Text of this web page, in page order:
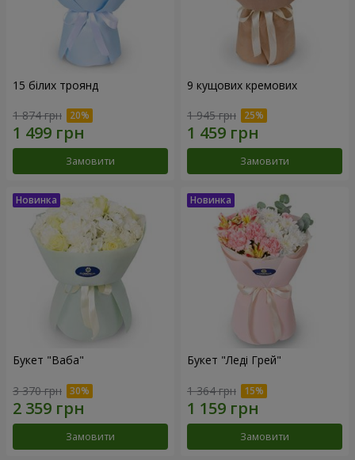
15 білих троянд
1 874 грн
Замовити
9 кущових кремових
1 945 грн
Замовити
Букет "Ваба"
3 370 грн
Замовити
Букет "Леді Грей"
1 364 грн
Замовити